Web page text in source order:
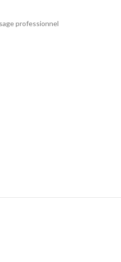
professionnel